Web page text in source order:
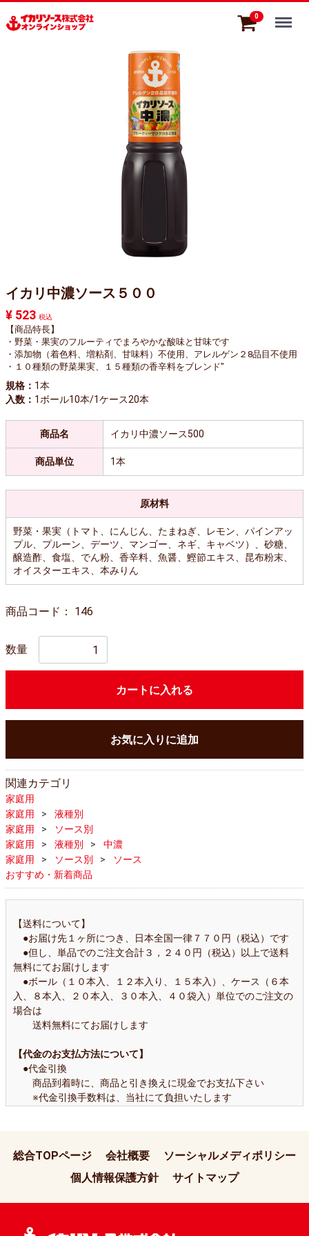
0 Menu
イカリ中濃ソース５００
¥ 523 税込
【商品特長】
・野菜・果実のフルーティでまろやかな酸味と甘味です
・添加物（着色料、増粘剤、甘味料）不使用、アレルゲン２8品目不使用
・１０種類の野菜果実、１５種類の香辛料をブレンド"
規格： 1本
入数： 1ボール10本/1ケース20本
商品名 イカリ中濃ソース500
商品単位 1本
原材料
野菜・果実（トマト、にんじん、たまねぎ、レモン、パインアッ
プル、プルーン、デーツ、マンゴー、ネギ、キャベツ）、砂糖、
醸造酢、食塩、でん粉、香辛料、魚醤、鰹節エキス、昆布粉末、
オイスターエキス、本みりん
商品コード： 146
数量
カートに入れる
お気に入りに追加
関連カテゴリ
家庭用
家庭用
液種別
家庭用
ソース別
家庭用
液種別
中濃
家庭用
ソース別
ソース
おすすめ・新着商品
【送料について】
●お届け先１ヶ所につき、日本全国一律７７０円（税込）です
●但し、単品でのご注文合計３，２４０円（税込）以上で送料
無料にてお届けします
●ボール（１０本入、１２本入り、１５本入）、ケース（６本
入、８本入、２０本入、３０本入、４０袋入）単位でのご注文の
場合は
送料無料にてお届けします
【代金のお支払方法について】
●代金引換
商品到着時に、商品と引き換えに現金でお支払下さい
※代金引換手数料は、当社にて負担いたします
一破損等がございましたら、ご一報ください
【個人情報のお取扱いについて】
総合TOPページ 会社概要
ソーシャルメディポリシー
個人情報保護方針
サイトマップ